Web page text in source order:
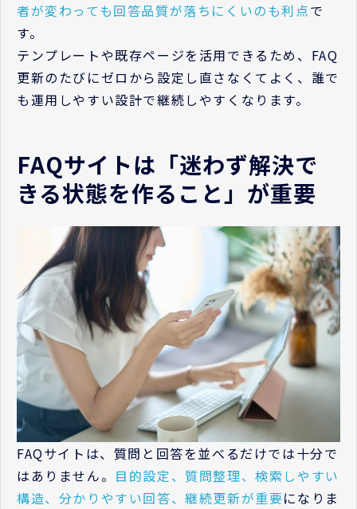
者が変わっても回答品質が落ちにくいのも利点で
す。
テンプレートや既存ページを活用できるため、FAQ
更新のたびにゼロから設定し直さなくてよく、誰で
も運用しやすい設計で継続しやすくなります。
FAQサイトは「迷わず解決で
きる状態を作ること」が重要
FAQサイトは、質問と回答を並べるだけでは十分で
はありません。 目的設定、質問整理、検索しやすい
構造、分かりやすい回答、継続更新が重要になりま